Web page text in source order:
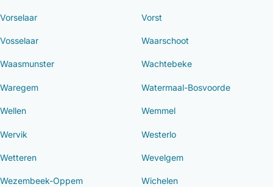
Vorselaar Vorst
Vosselaar Waarschoot
Waasmunster Wachtebeke
Waregem Watermaal-Bosvoorde
Wellen Wemmel
Wervik Westerlo
Wetteren Wevelgem
Wezembeek-Oppem Wichelen